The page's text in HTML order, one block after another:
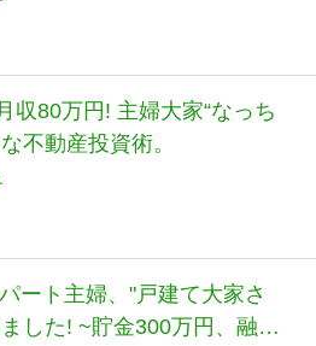
収80万円! 主婦大家“なっち
不動産投資術。
ート主婦、"戸建て大家さ
した! ~貯金300万円、融資